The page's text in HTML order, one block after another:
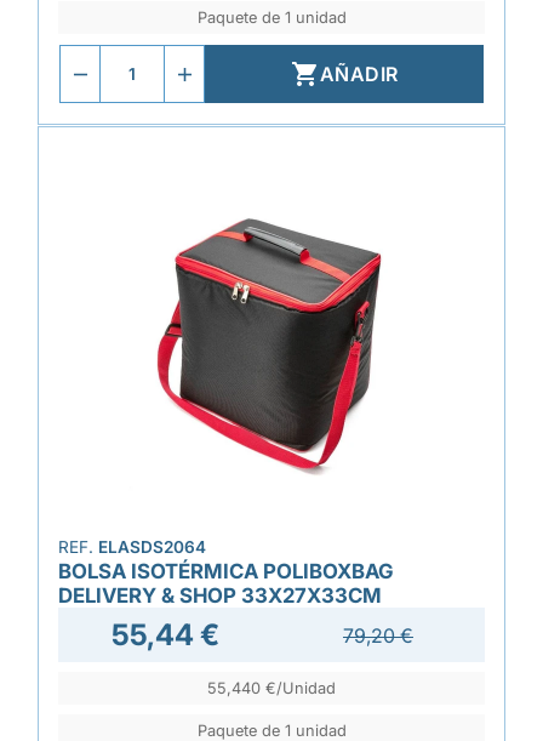
Paquete de 1 unidad
AÑADIR
REF. ELASDS2064
BOLSA ISOTÉRMICA POLIBOXBAG
DELIVERY & SHOP 33X27X33CM
55,44 € 79,20 €
55,440 €/Unidad
Paquete de 1 unidad